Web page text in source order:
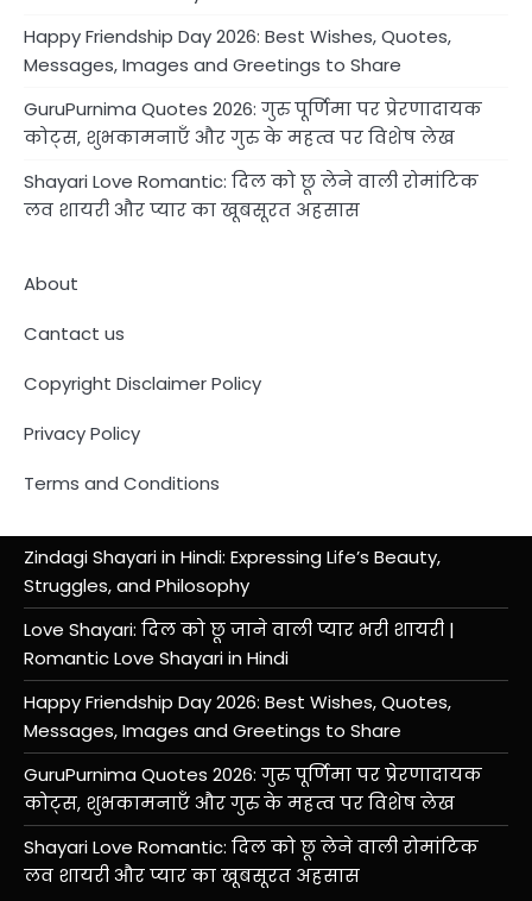
Happy Friendship Day 2026: Best Wishes, Quotes,
Messages, Images and Greetings to Share
GuruPurnima Quotes 2026: गुरु पूर्णिमा पर प्रेरणादायक
कोट्स, शुभकामनाएँ और गुरु के महत्व पर विशेष लेख
Shayari Love Romantic: दिल को छू लेने वाली रोमांटिक
लव शायरी और प्यार का खूबसूरत अहसास
About
Cantact us
Copyright Disclaimer Policy
Privacy Policy
Terms and Conditions
Zindagi Shayari in Hindi: Expressing Life’s Beauty,
Struggles, and Philosophy
Love Shayari: दिल को छू जाने वाली प्यार भरी शायरी |
Romantic Love Shayari in Hindi
Happy Friendship Day 2026: Best Wishes, Quotes,
Messages, Images and Greetings to Share
GuruPurnima Quotes 2026: गुरु पूर्णिमा पर प्रेरणादायक
कोट्स, शुभकामनाएँ और गुरु के महत्व पर विशेष लेख
Shayari Love Romantic: दिल को छू लेने वाली रोमांटिक
लव शायरी और प्यार का खूबसूरत अहसास